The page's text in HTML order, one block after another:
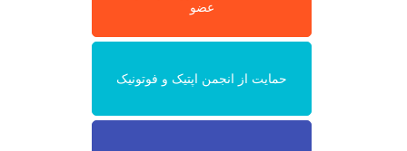
عضو
حمایت از انجمن اپتیک و فوتونیک